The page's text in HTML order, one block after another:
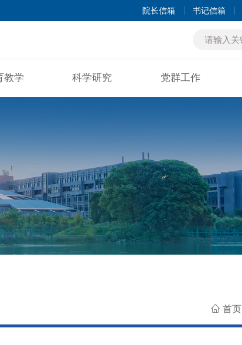
院长信箱 书记信箱
教学 科学研究 党群工作
首页